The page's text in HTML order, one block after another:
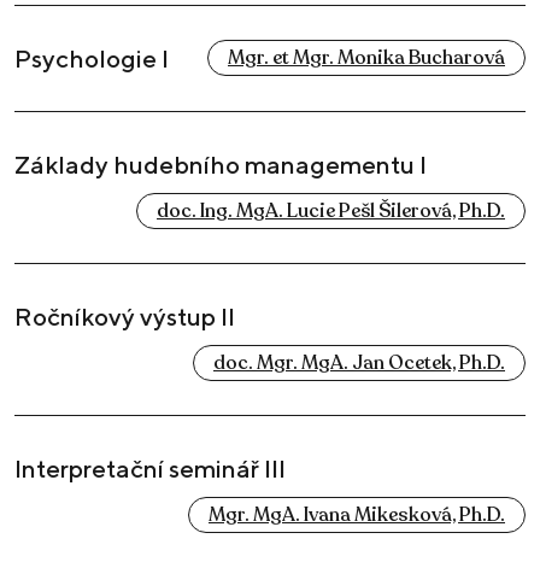
Psychologie I Mgr. et Mgr. Monika Bucharová
Základy hudebního managementu I
doc. Ing. MgA. Lucie Pešl Šilerová, Ph.D.
Ročníkový výstup II
doc. Mgr. MgA. Jan Ocetek, Ph.D.
Interpretační seminář III
Mgr. MgA. Ivana Mikesková, Ph.D.